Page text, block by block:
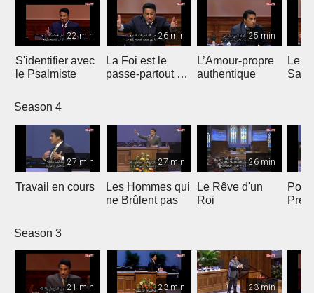
22 min
S'identifier avec
le Psalmiste
26 min
La Foi est le
passe-partout de
25 min
L’Amour-propre
authentique
Le
Sain
Season 4
27 min
Travail en cours
27 min
Les Hommes qui
ne Brûlent pas
26 min
Le Rêve d'un
Roi
Season 3
21 min 23 min 23 min